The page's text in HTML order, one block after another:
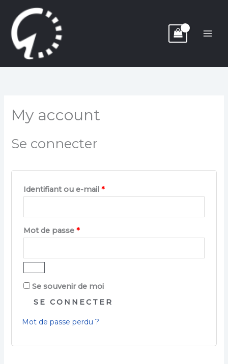
contenu
My account
Se connecter
Identifiant ou e-mail *
Mot de passe *
Se souvenir de moi
SE CONNECTER
Mot de passe perdu ?